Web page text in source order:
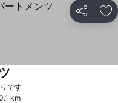
シェア お
です
km